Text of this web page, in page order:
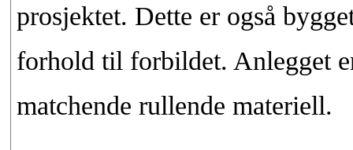
prosjektet. Dette er også
forhold til forbildet. Anlegget
matchende rullende materiell.